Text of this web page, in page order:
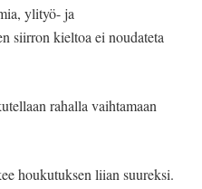
ylityö- ja
siirron kieltoa ei noudateta
rahalla vaihtamaan
houkutuksen liian suureksi.